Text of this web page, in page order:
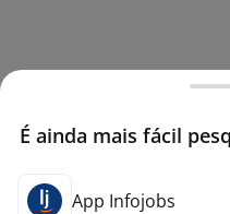
É ainda mais fácil
App Infojobs